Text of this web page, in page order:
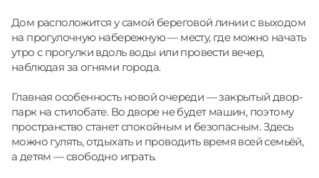
Дом расположится у самой береговой линии с выходом
на прогулочную набережную — месту, где можно начать
утро с прогулки вдоль воды или провести вечер,
наблюдая за огнями города.
Главная особенность новой очереди — закрытый двор-
парк на стилобате. Во дворе не будет машин, поэтому
пространство станет спокойным и безопасным. Здесь
можно гулять, отдыхать и проводить время всей семьёй,
а детям — свободно играть.